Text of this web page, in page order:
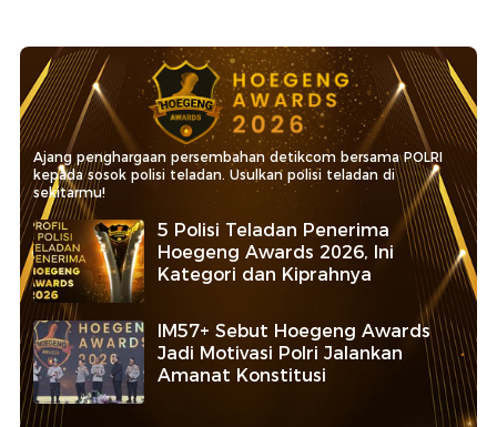
Ajang penghargaan persembahan detikcom bersama POLRI
kepada sosok polisi teladan. Usulkan polisi teladan di
sekitarmu!
5 Polisi Teladan Penerima
Hoegeng Awards 2026, Ini
Kategori dan Kiprahnya
IM57+ Sebut Hoegeng Awards
Jadi Motivasi Polri Jalankan
Amanat Konstitusi